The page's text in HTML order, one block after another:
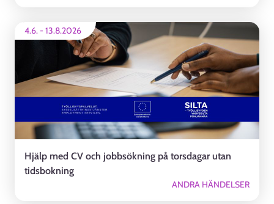
4.6.-13.8.2026
Hjälp med CV och jobbsökning på torsdagar utan
tidsbokning
ANDRA HÄNDELSER